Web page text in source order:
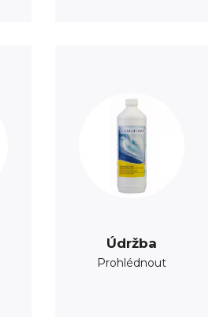
Údržba
Prohlédnout